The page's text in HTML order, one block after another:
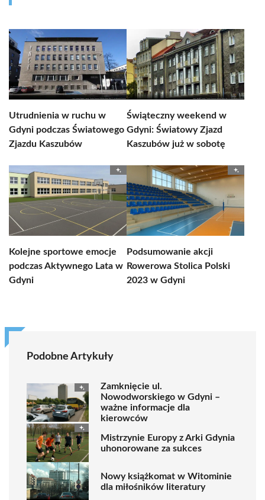
Utrudnienia w ruchu w
Gdyni podczas Światowego
Zjazdu Kaszubów
Świąteczny weekend w
Gdyni: Światowy Zjazd
Kaszubów już w sobotę
Kolejne sportowe emocje
podczas Aktywnego Lata w
Gdyni
Podsumowanie akcji
Rowerowa Stolica Polski
2023 w Gdyni
Podobne Artykuły
Zamknięcie ul.
Nowodworskiego w Gdyni –
ważne informacje dla
kierowców
Mistrzynie Europy z Arki Gdynia
uhonorowane za sukces
Nowy książkomat w Witominie
dla miłośników literatury